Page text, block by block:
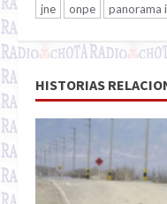
jne
onpe panorama
HISTORIAS